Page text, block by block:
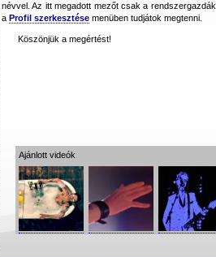
névvel. Az itt megadott mezőt csak a
a Profil szerkesztése menüben tudjátok megtenni.
Köszönjük a megértést!
Ajánlott videók